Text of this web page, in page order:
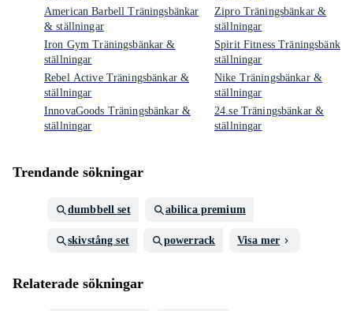
American Barbell Träningsbänkar
& ställningar
Iron Gym Träningsbänkar &
ställningar
Rebel Active Träningsbänkar &
ställningar
InnovaGoods Träningsbänkar &
ställningar
Zipro Träningsbänkar &
ställningar
Spirit Fitness
ställningar
Nike Träningsbänkar &
ställningar
24.se Träningsbänkar &
ställningar
Trendande sökningar
dumbbell set abilica premium
skivstång set powerrack Visa mer
Relaterade sökningar